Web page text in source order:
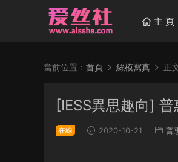
主 頁
當前位置： 首頁 絲模寫真 正
[IESS異思趣向]
在線 2020-10-21 普